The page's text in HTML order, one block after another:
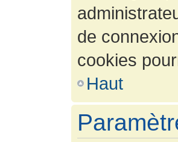
de
cookies
Haut